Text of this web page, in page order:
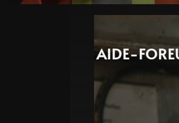
AIDE-